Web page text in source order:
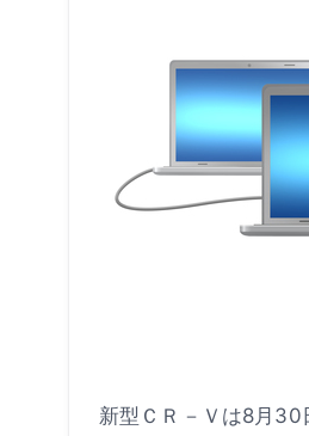
新型ＣＲ－Ｖは8月30